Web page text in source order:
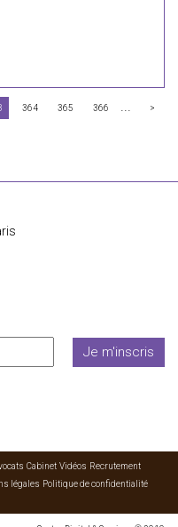
364 365 366 ... >
Je m'inscris
Cabinet Vidéos Recrutement
légales Politique de confidentialité